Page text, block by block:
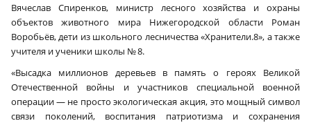
Вячеслав Спиренков, министр лесного хозяйства и охраны
объектов животного мира Нижегородской области Роман
Воробьёв, дети из школьного лесничества «Хранители.8», а также
учителя и ученики школы № 8.
«Высадка миллионов деревьев в память о героях Великой
Отечественной войны и участников специальной военной
операции — не просто экологическая акция, это мощный символ
связи поколений, воспитания патриотизма и сохранения